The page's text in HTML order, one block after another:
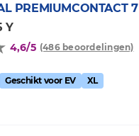
PREMIUMCONTACT 7
Y
4,6/5 (486 beoordelingen)
Geschikt voor EV XL